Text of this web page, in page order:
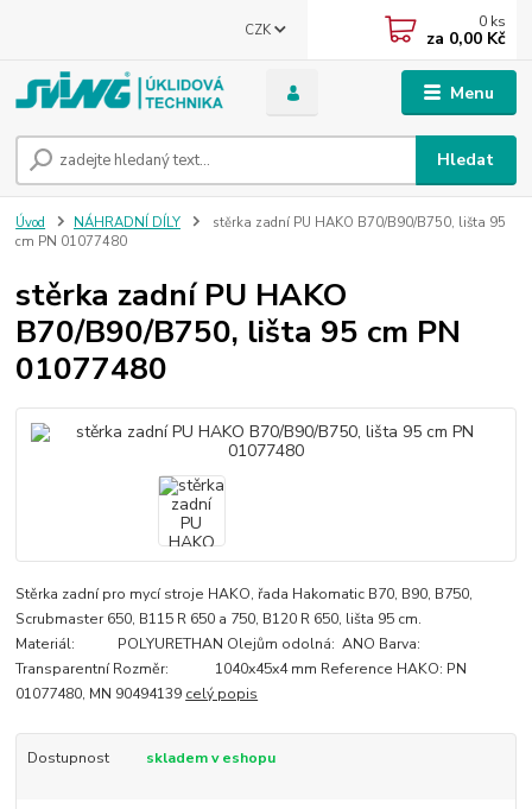
Menu
CZK
Hledat
0 ks
za 0,00 Kč
Úvod NÁHRADNÍ DÍLY
stěrka zadní PU HAKO B70/B90/B750, lišta 95
cm PN 01077480
stěrka zadní PU HAKO
B70/B90/B750, lišta 95 cm PN
01077480
Stěrka zadní pro mycí stroje HAKO, řada Hakomatic B70, B90, B750,
Scrubmaster 650, B115 R 650 a 750, B120 R 650, lišta 95 cm.
Materiál: POLYURETHAN Olejům odolná: ANO Barva:
Transparentní Rozměr: 1040x45x4 mm Reference HAKO: PN
01077480, MN 90494139 celý popis
Dostupnost skladem v eshopu